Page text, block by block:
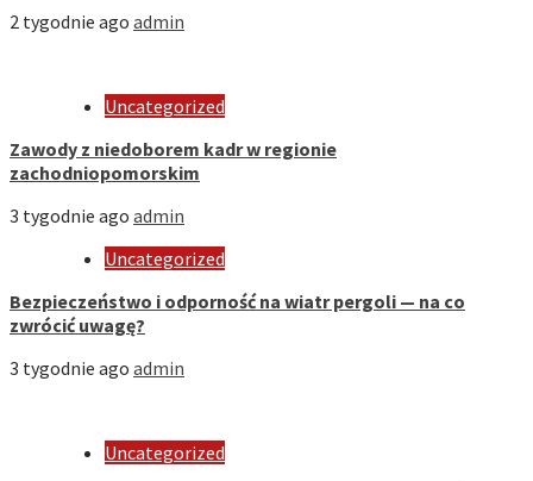
2 tygodnie ago admin
Uncategorized
Zawody z niedoborem kadr w regionie
zachodniopomorskim
3 tygodnie ago admin
Uncategorized
Bezpieczeństwo i odporność na wiatr pergoli — na co
zwrócić uwagę?
3 tygodnie ago admin
Uncategorized